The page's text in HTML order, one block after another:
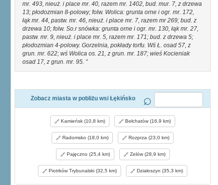
mr. 493, nieuż. i place mr. 40, razem mr. 1402, bud. mur. 7, z drzewa
13; płodozmian 8-polowy; folw. Wolica: grunta orne i ogr. mr. 172,
łąk mr. 44, pastw. mr. 46, nieuż. i place mr. 7, razem mr 269; bud. z
drzewa 10; folw. So.r snówka: grunta orne i ogr. mr. 130, łąk mr. 27,
pastw. mr. 9, nieuż. i place mr. 5, razem mr. 171; bud. z drzewa 5;
płodozmian 4-polowy. Gorzelnia, pokłady torfu. Wś Ł. osad 57, z
grun. mr. 622; wś Wolica os. 21, z grun. mr. 187; wieś Kocieniak
osad 17, z grun. mr. 95.
Zobacz miasta w pobliżu wsi Łękińsko
Kamieńsk (10,8 km) Bełchatów (16,9 km)
Radomsko (18,0 km) Rozprza (23,0 km)
Pajęczno (25,4 km) Zelów (28,9 km)
Piotrków Trybunalski (32,5 km) Działoszyn (35,3 km)